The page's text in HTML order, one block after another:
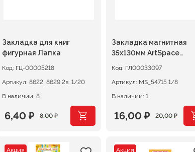
Закладка для книг
фигурная Лапка
Код: ГЦ-00005218
Артикул:
8622, 8629 2в. 1/20
В наличии: 8
8,00₽
Первоначальная
6,40 ₽
Текущая
Закладка магнитная
35х130мм ArtSpace
Код: ГЛ00033097
Артикул:
MS_54715 1/8
В наличии: 1
20,00₽
Первоначальная
16,00 ₽
Текущая
Акция Акция